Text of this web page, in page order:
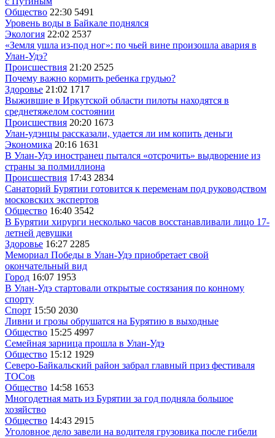
Общество 22:30 5491
Уровень воды в Байкале поднялся
Экология 22:02 2537
«Земля ушла из-под ног»: по чьей вине произошла авария в
Улан-Удэ?
Происшествия 21:20 2525
Почему важно кормить ребенка грудью?
Здоровье 21:02 1717
Выжившие в Иркутской области пилоты находятся в
среднетяжелом состоянии
Происшествия 20:20 1673
Улан-удэнцы рассказали, удается ли им копить деньги
Экономика 20:16 1631
В Улан-Удэ иностранец пытался «отсрочить» выдворение из
страны за полмиллиона
Происшествия 17:43 2834
Санаторий Бурятии готовится к переменам под руководством
московских экспертов
Общество 16:40 3542
В Бурятии хирурги несколько часов восстанавливали лицо 17-
летней девушки
Здоровье 16:27 2285
Мемориал Победы в Улан-Удэ приобретает свой
окончательный вид
Город 16:07 1953
В Улан-Удэ стартовали открытые состязания по конному
спорту
Спорт 15:50 2030
Ливни и грозы обрушатся на Бурятию в выходные
Общество 15:25 4997
Семейная зарница прошла в Улан-Удэ
Общество 15:12 1929
Северо-Байкальский район забрал главный приз фестиваля
ТОСов
Общество 14:58 1653
Многодетная мать из Бурятии за год подняла большое
хозяйство
Общество 14:43 2915
Уголовное дело завели на водителя грузовика после гибели